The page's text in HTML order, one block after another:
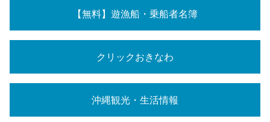
【無料】遊漁船・乗船者名簿
クリックおきなわ
沖縄観光・生活情報